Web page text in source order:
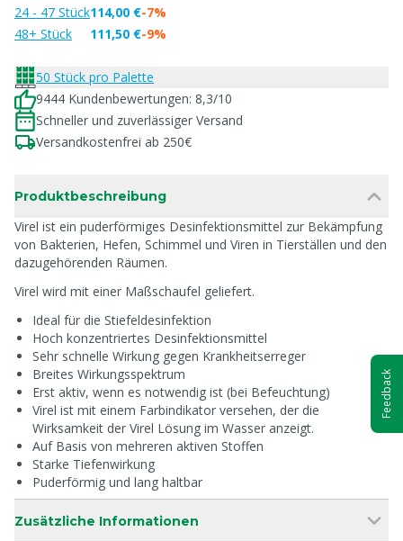
24 - 47 Stück
48+ Stück
114,00 €
111,50 €
-7%
-9%
50 Stück pro Palette
9444 Kundenbewertungen: 8,3/10
Schneller und zuverlässiger Versand
Versandkostenfrei ab 250€
Produktbeschreibung
Virel ist ein puderförmiges Desinfektionsmittel zur Bekämpfung
von Bakterien, Hefen, Schimmel und Viren in Tierställen und den
dazugehörenden Räumen.
Virel wird mit einer Maßschaufel geliefert.
Ideal für die Stiefeldesinfektion
Hoch konzentriertes Desinfektionsmittel
Sehr schnelle Wirkung gegen Krankheitserreger
Breites Wirkungsspektrum
Erst aktiv, wenn es notwendig ist (bei Befeuchtung)
Virel ist mit einem Farbindikator versehen, der die
Wirksamkeit der Virel Lösung im Wasser anzeigt.
Auf Basis von mehreren aktiven Stoffen
Starke Tiefenwirkung
Puderförmig und lang haltbar
Zusätzliche Informationen
Feedback